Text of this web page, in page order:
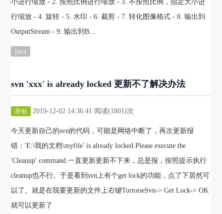
小进行缩放 - 2. 按照比例进行缩放 - 3. 不按照比例，指定大小进
行缩放 - 4. 旋转 - 5. 水印 - 6. 裁剪 - 7. 转化图像格式 - 8. 输出到
OutputStream - 9. 输出到B...
java
svn 'xxx' is already locked 更新不了解决办法
原创 2019-12-02 14:36:41 阅读(1801)次
今天更新自己的svn的代码，可能是网络中断了，再次更新报
错：'E:\我的文档\myfile' is already locked.Please execute the
'Cleanup' command.一直更新更新不下来，总是报，按照提示执行
cleanup也不行。于是看到svn上有个get lock的功能，点了下居然可
以了。就是在我要更新的文件上右键TortoiseSvn-> Get Lock-> OK
就可以更新了